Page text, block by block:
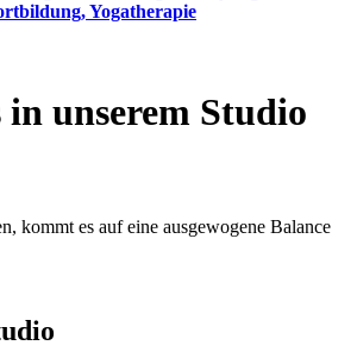
Yogatherapie
unserem Studio
kommt es auf eine ausgewogene Balance